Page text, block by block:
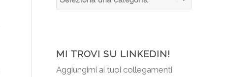
MI TROVI SU LINKEDIN!
Aggiungimi ai tuoi collegamenti